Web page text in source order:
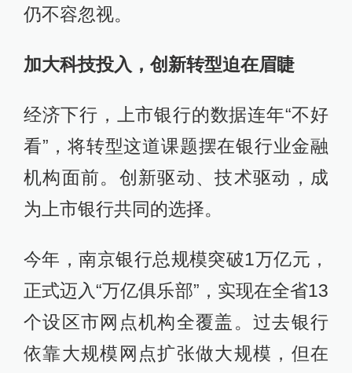
仍不容忽视。
加大科技投入，创新转型迫在眉睫
经济下行，上市银行的数据连年“不好
看”，将转型这道课题摆在银行业金融
机构面前。创新驱动、技术驱动，成
为上市银行共同的选择。
今年，南京银行总规模突破1万亿元，
正式迈入“万亿俱乐部”，实现在全省13
个设区市网点机构全覆盖。过去银行
依靠大规模网点扩张做大规模，但在